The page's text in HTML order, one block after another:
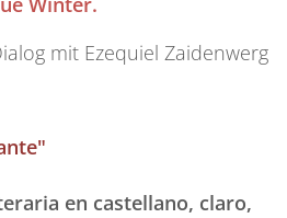
mit Ezequiel Zaidenwerg
en castellano, claro,